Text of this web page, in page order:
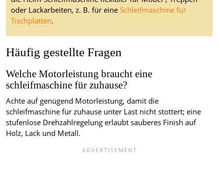
oder Lackarbeiten, z. B. für eineSchleifmaschine für
Tischplatten.
Häufig gestellte Fragen
Welche Motorleistung braucht eine
schleifmaschine für zuhause?
Achte auf genügend Motorleistung, damit die
schleifmaschine für zuhause unter Last nicht stottert; eine
stufenlose Drehzahlregelung erlaubt sauberes Finish auf
Holz, Lack und Metall.